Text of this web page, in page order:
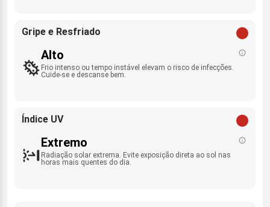
Gripe e Resfriado
Alto
Frio intenso ou tempo instável elevam o risco de infecções.
Cuide-se e descanse bem.
Índice UV
Extremo
Radiação solar extrema. Evite exposição direta ao sol nas
horas mais quentes do dia.